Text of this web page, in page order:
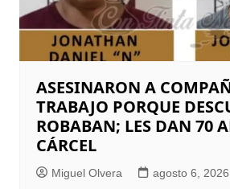
ASESINARON A
TRABAJO PORQUE
ROBABAN; LES DAN 70
CÁRCEL
Miguel Olvera agosto 6, 2026